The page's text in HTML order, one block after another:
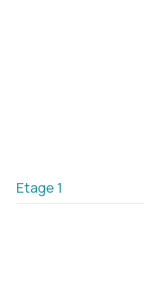
quartier ST ROCH
Etage 1